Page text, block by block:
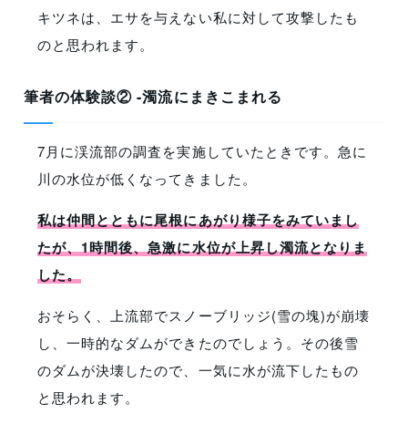
キツネは、エサを与えない私に対して攻撃したも
のと思われます。
筆者の体験談② -濁流にまきこまれる
7月に渓流部の調査を実施していたときです。急に
川の水位が低くなってきました。
私は仲間とともに尾根にあがり様子をみていまし
たが、1時間後、急激に水位が上昇し濁流となりま
した。
おそらく、上流部でスノーブリッジ(雪の塊)が崩壊
し、一時的なダムができたのでしょう。その後雪
のダムが決壊したので、一気に水が流下したもの
と思われます。